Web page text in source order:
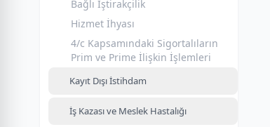
Bağlı İştirakçilik
Hizmet İhyası
4/c Kapsamındaki Sigortalıların
Prim ve Prime İlişkin İşlemleri
Kayıt Dışı İstihdam
İş Kazası ve Meslek Hastalığı